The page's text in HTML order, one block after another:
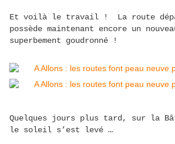
Et voilà le travail ! La route
possède maintenant encore un
superbement goudronné !
Quelques jours plus tard, sur la
le soleil s’est levé …